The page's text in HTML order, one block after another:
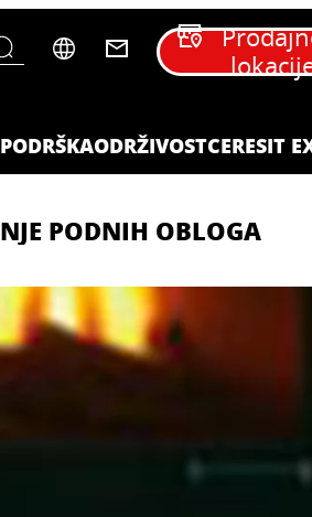
ODRŽIVOSTCERESIT
PODNIH OBLOGA